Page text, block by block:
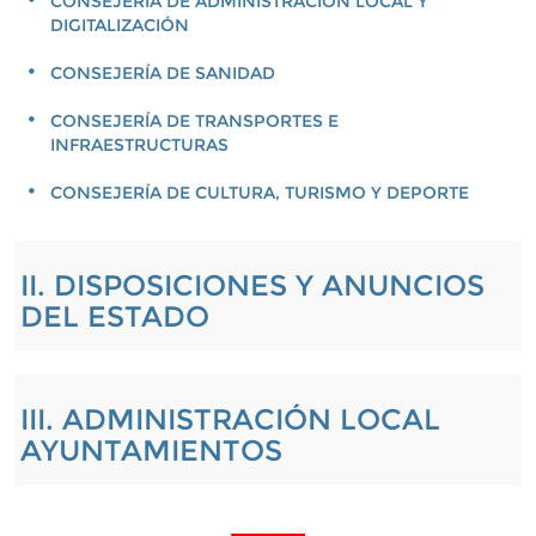
DIGITALIZACIÓN
CONSEJERÍA DE SANIDAD
CONSEJERÍA DE TRANSPORTES E
INFRAESTRUCTURAS
CONSEJERÍA DE CULTURA, TURISMO Y DEPORTE
II. DISPOSICIONES Y ANUNCIOS
DEL ESTADO
III. ADMINISTRACIÓN LOCAL
AYUNTAMIENTOS